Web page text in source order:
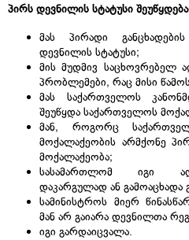
პირს დევნილის სტატუსი
მას პირადი
დევნილის სტატუსი;
მის მუდმივ საცხოვრებელ
პრობლემები, რაც მისი
მას საქართველოს
შეუწყდა საქართველოს
მან, როგორც
მოქალაქეობის არმქონე
მოქალაქეობა;
სასამართლომ იგი
დაკარგულად ან
სამინისტროს მიერ
მან არ გაიარა დევნილთა
იგი გარდაიცვალა.